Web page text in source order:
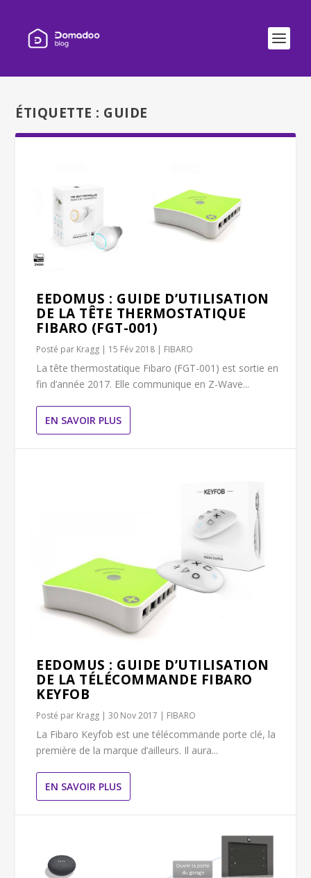
ÉTIQUETTE : GUIDE
EEDOMUS : GUIDE D’UTILISATION
DE LA TÊTE THERMOSTATIQUE
FIBARO (FGT-001)
Posté par Kragg | 15 Fév 2018 | FIBARO
La tête thermostatique Fibaro (FGT-001) est sortie en
fin d’année 2017. Elle communique en Z-Wave...
EN SAVOIR PLUS
EEDOMUS : GUIDE D’UTILISATION
DE LA TÉLÉCOMMANDE FIBARO
KEYFOB
Posté par Kragg |30 Nov 2017 | FIBARO
La Fibaro Keyfob est une télécommande porte clé, la
première de la marque d’ailleurs. Il aura...
EN SAVOIR PLUS